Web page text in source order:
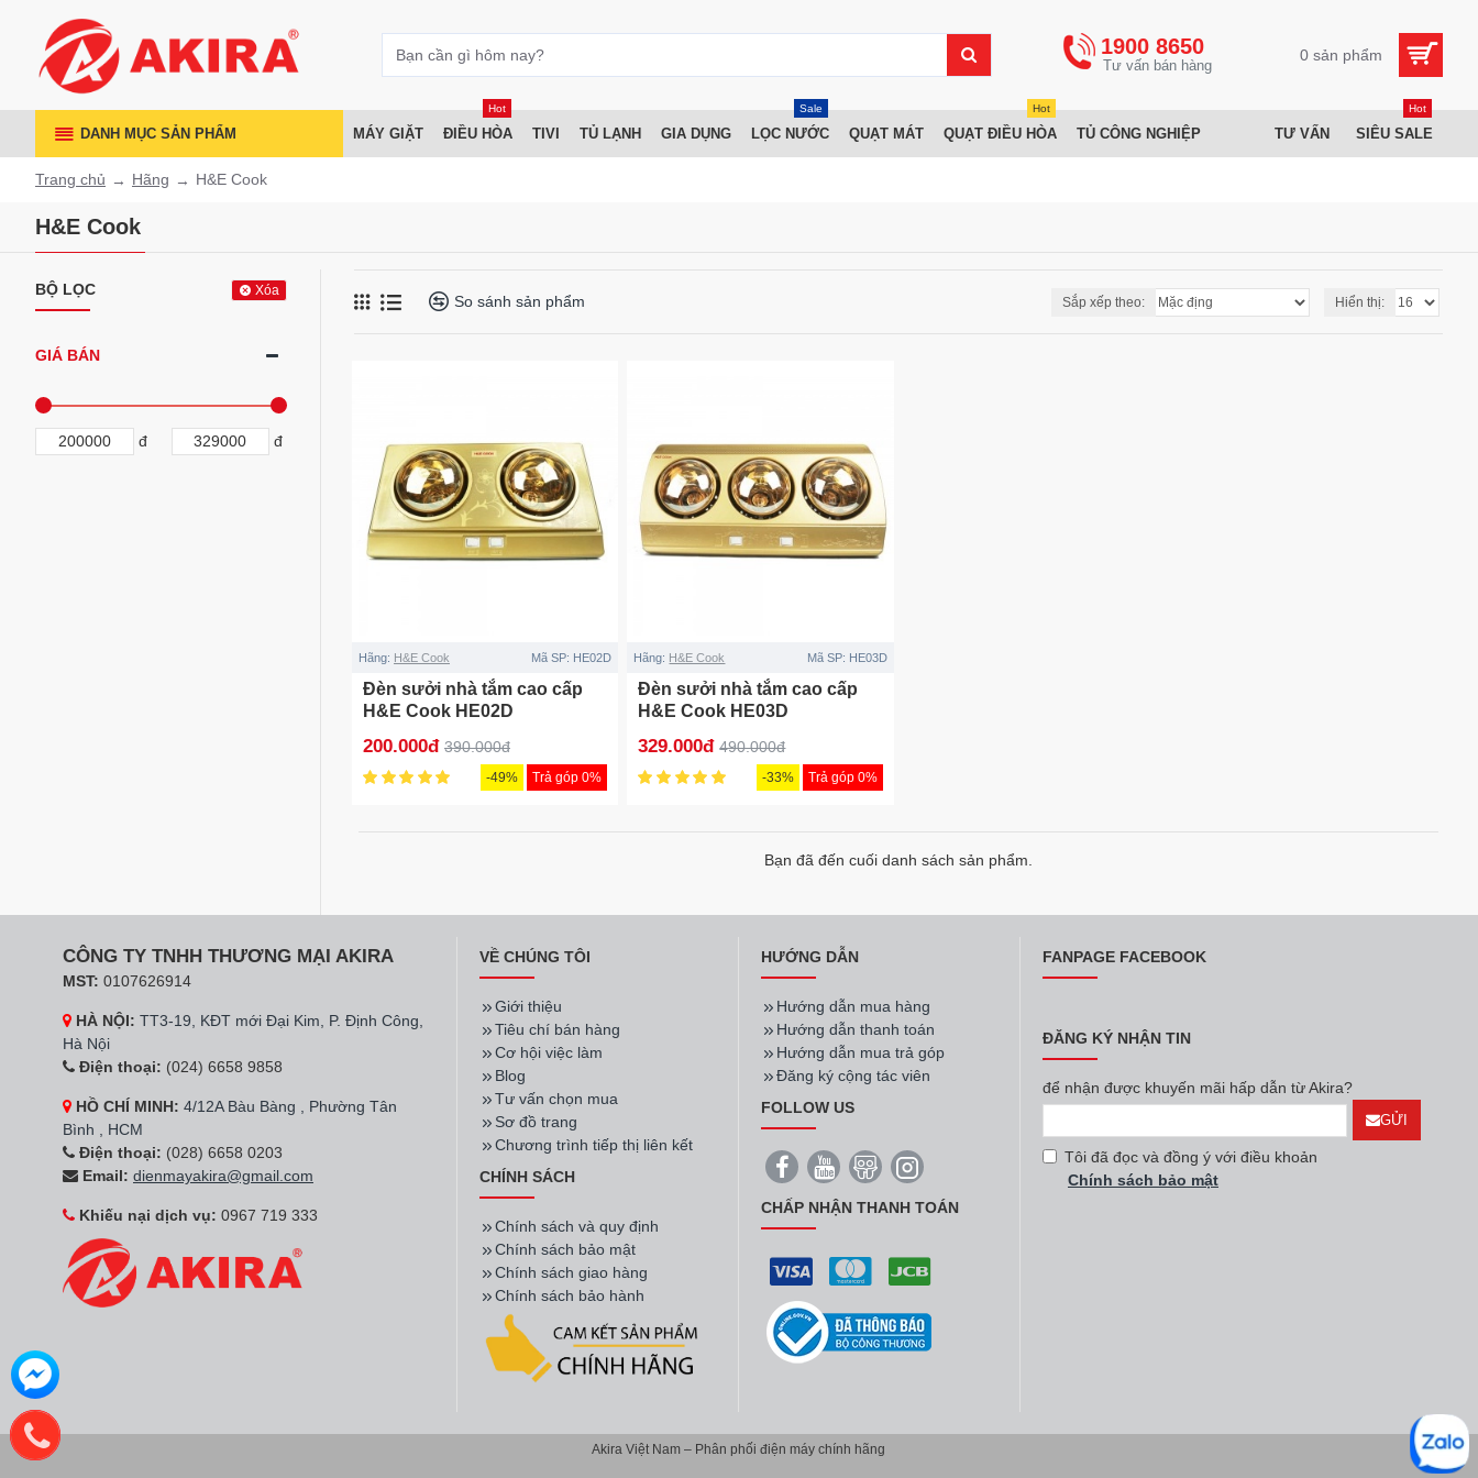
1900 8650 0 sản phẩm
DANH MỤC SẢN PHẨM MÁY GIẶT ĐIỀU HÒA
Hot
TIVI TỦ LẠNH GIA DỤNG LỌC NƯỚC
Sale
QUẠT MÁT QUẠT ĐIỀU HÒA
Hot
TỦ CÔNG NGHIỆP TƯ VẤN SIÊU SALE
Hot
Trang chủ Hãng H&E Cook
H&E Cook
BỘ LỌC Xóa
GIÁ BÁN
đ đ
So sánh sản phẩm Sắp xếp theo: Hiển thị:
Hãng: H&E Cook Mã SP: HE02D
Đèn sưởi nhà tắm cao cấp
H&E Cook HE02D
200.000đ 390.000đ
-49% Trả góp 0%
Hãng: H&E Cook Mã SP: HE03D
Đèn sưởi nhà tắm cao cấp
H&E Cook HE03D
329.000đ 490.000đ
-33% Trả góp 0%
Bạn đã đến cuối danh sách sản phẩm.
CÔNG TY TNHH THƯƠNG MẠI AKIRA
MST: 0107626914
HÀ NỘI: TT3-19, KĐT mới Đại Kim, P. Định Công,
Hà Nội
Điện thoại: (024) 6658 9858
HỒ CHÍ MINH: 4/12A Bàu Bàng , Phường Tân
Bình , HCM
Điện thoại: (028) 6658 0203
Email: dienmayakira@gmail.com
Khiếu nại dịch vụ: 0967 719 333
VỀ CHÚNG TÔI
Giới thiệu
Tiêu chí bán hàng
Cơ hội việc làm
Blog
Tư vấn chọn mua
Sơ đồ trang
Chương trình tiếp thị liên kết
CHÍNH SÁCH
Chính sách và quy định
Chính sách bảo mật
Chính sách giao hàng
Chính sách bảo hành
HƯỚNG DẪN
Hướng dẫn mua hàng
Hướng dẫn thanh toán
Hướng dẫn mua trả góp
Đăng ký cộng tác viên
FOLLOW US
CHẤP NHẬN THANH TOÁN
FANPAGE FACEBOOK
ĐĂNG KÝ NHẬN TIN
để nhận được khuyến mãi hấp dẫn từ Akira?
GỬI
Tôi đã đọc và đồng ý với điều khoản
Chính sách bảo mật
Akira Việt Nam – Phân phối điện máy chính hãng